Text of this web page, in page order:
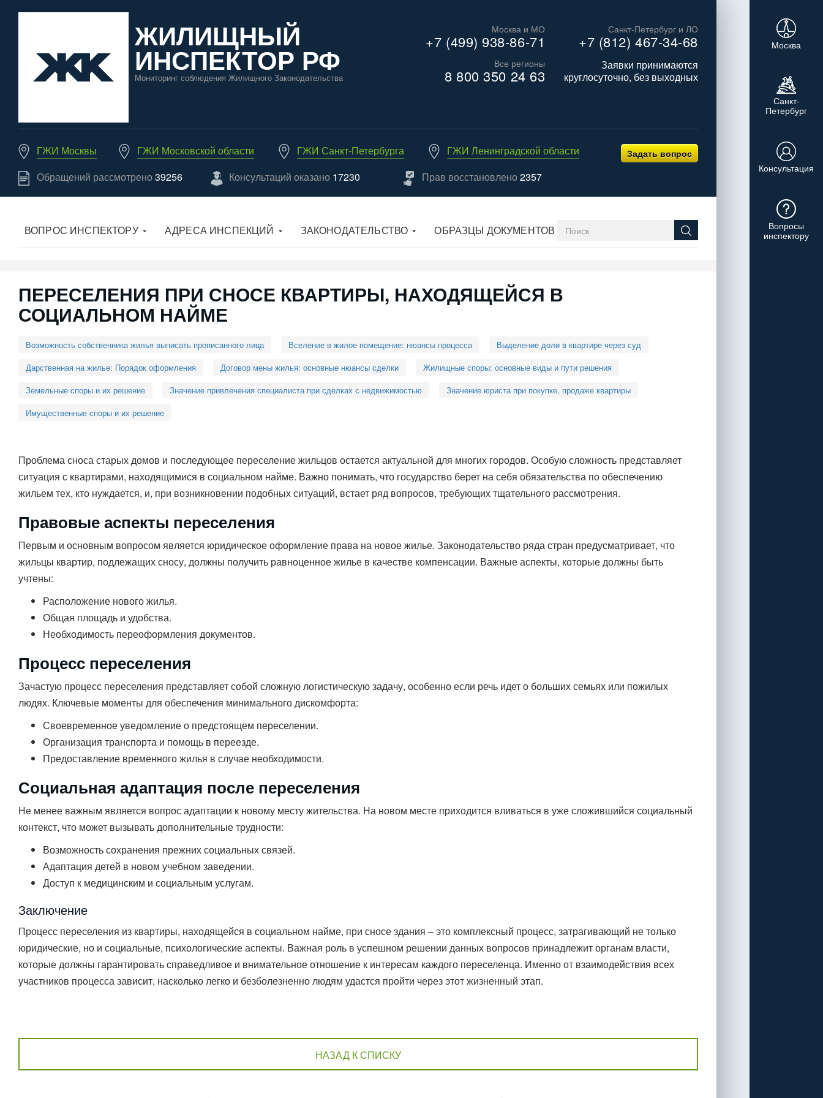
ЖИЛИЩНЫЙ
ИНСПЕКТОР РФ
Мониторинг соблюдения Жилищного Законодательства
Москва и МО
+7 (499) 938-86-71
Санкт-Петербург и ЛО
+7 (812) 467-34-68
Все регионы
8 800 350 24 63
Заявки принимаются
круглосуточно, без выходных
ГЖИ Москвы ГЖИ Московской области ГЖИ Санкт-Петербурга
ГЖИ Ленинградской области
Обращений рассмотрено39256 Консультаций оказано 17230 Прав восстановлено2357
Задать вопрос
ВОПРОС ИНСПЕКТОРУ АДРЕСА ИНСПЕКЦИЙ ЗАКОНОДАТЕЛЬСТВО ОБРАЗЦЫ ДОКУМЕНТОВ
ПЕРЕСЕЛЕНИЯ ПРИ СНОСЕ КВАРТИРЫ, НАХОДЯЩЕЙСЯ В
СОЦИАЛЬНОМ НАЙМЕ
Возможность собственника жилья выписать прописанного лица Вселение в жилое помещение: нюансы процесса
Выделение доли в квартире через суд
Дарственная на жилье: Порядок оформления
Договор мены жилья: основные нюансы сделки
Жилищные споры: основные виды и пути решения
Земельные споры и их решение
Значение привлечения специалиста при сделках с недвижимостью
Значение юриста при покупке, продаже квартиры
Имущественные споры и их решение
Проблема сноса старых домов и последующее переселение жильцов остается актуальной для многих городов. Особую сложность представляет
ситуация с квартирами, находящимися в социальном найме. Важно понимать, что государство берет на себя обязательства по обеспечению
жильем тех, кто нуждается, и, при возникновении подобных ситуаций, встает ряд вопросов, требующих тщательного рассмотрения.
Правовые аспекты переселения
Первым и основным вопросом является юридическое оформление права на новое жилье. Законодательство ряда стран предусматривает, что
жильцы квартир, подлежащих сносу, должны получить равноценное жилье в качестве компенсации. Важные аспекты, которые должны быть
учтены:
Расположение нового жилья.
Общая площадь и удобства.
Необходимость переоформления документов.
Процесс переселения
Зачастую процесс переселения представляет собой сложную логистическую задачу, особенно если речь идет о больших семьях или пожилых
людях. Ключевые моменты для обеспечения минимального дискомфорта:
Своевременное уведомление о предстоящем переселении.
Организация транспорта и помощь в переезде.
Предоставление временного жилья в случае необходимости.
Социальная адаптация после переселения
Не менее важным является вопрос адаптации к новому месту жительства. На новом месте приходится вливаться в уже сложившийся социальный
контекст, что может вызывать дополнительные трудности:
Возможность сохранения прежних социальных связей.
Адаптация детей в новом учебном заведении.
Доступ к медицинским и социальным услугам.
Заключение
Процесс переселения из квартиры, находящейся в социальном найме, при сносе здания – это комплексный процесс, затрагивающий не только
юридические, но и социальные, психологические аспекты. Важная роль в успешном решении данных вопросов принадлежит органам власти,
которые должны гарантировать справедливое и внимательное отношение к интересам каждого переселенца. Именно от взаимодействия всех
участников процесса зависит, насколько легко и безболезненно людям удастся пройти через этот жизненный этап.
НАЗАД К СПИСКУ
Москва
Санкт-
Петербург
Консультация
Вопросы
инспектору